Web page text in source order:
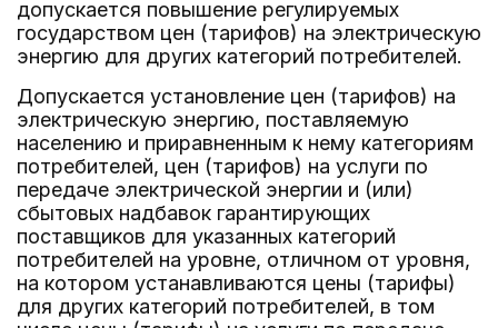
допускается повышение регулируемых
государством цен (тарифов) на электрическую
энергию для других категорий потребителей.
Допускается установление цен (тарифов) на
электрическую энергию, поставляемую
населению и приравненным к нему категориям
потребителей, цен (тарифов) на услуги по
передаче электрической энергии и (или)
сбытовых надбавок гарантирующих
поставщиков для указанных категорий
потребителей на уровне, отличном от уровня,
на котором устанавливаются цены (тарифы)
для других категорий потребителей, в том